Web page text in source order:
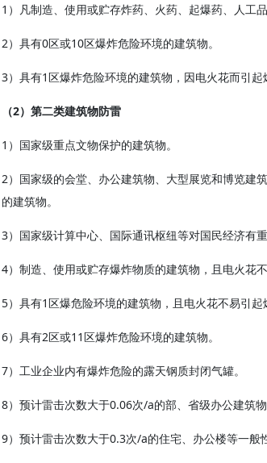
1）凡制造、使用或贮存炸药、火药、起爆药、人工
2）具有0区或10区爆炸危险环境的建筑物。
3）具有1区爆炸危险环境的建筑物，因电火花而引起
（2）第二类建筑物防雷
1）国家级重点文物保护的建筑物。
2）国家级的会堂、办公建筑物、大型展览和博览建
的建筑物。
3）国家级计算中心、国际通讯枢纽等对国民经济有
4）制造、使用或贮存爆炸物质的建筑物，且电火花
5）具有1区爆危险环境的建筑物，且电火花不易引起
6）具有2区或11区爆炸危险环境的建筑物。
7）工业企业内有爆炸危险的露天钢质封闭气罐。
8）预计雷击次数大于0.06次/a的部、省级办公建筑
9）预计雷击次数大于0.3次/a的住宅、办公楼等一般